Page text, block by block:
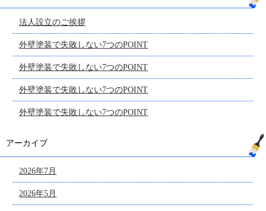
法人設立のご挨拶
外壁塗装で失敗しない7つのPOINT
外壁塗装で失敗しない7つのPOINT
外壁塗装で失敗しない7つのPOINT
外壁塗装で失敗しない7つのPOINT
アーカイブ
2026年7月
2026年5月